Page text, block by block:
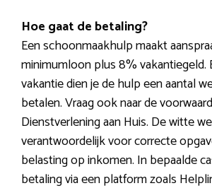
Hoe gaat de betaling?
Een schoonmaakhulp maakt
minimumloon plus 8% vakantiegeld.
vakantie dien je de hulp een aantal
betalen. Vraag ook naar de
Dienstverlening aan Huis. De witte
verantwoordelijk voor correcte
belasting op inkomen. In bepaalde
betaling via een platform zoals